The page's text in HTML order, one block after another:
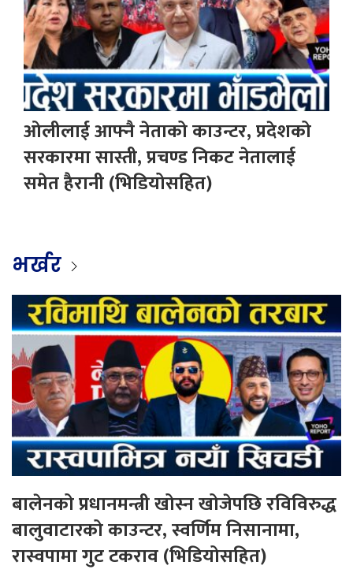
ओलीलाई आफ्नै नेताको काउन्टर, प्रदेशको
सरकारमा सास्ती, प्रचण्ड निकट नेतालाई
समेत हैरानी (भिडियोसहित)
भर्खर
बालेनको प्रधानमन्त्री खोस्न खोजेपछि रविविरुद्ध
बालुवाटारको काउन्टर, स्वर्णिम निसानामा,
रास्वपामा गुट टकराव (भिडियोसहित)